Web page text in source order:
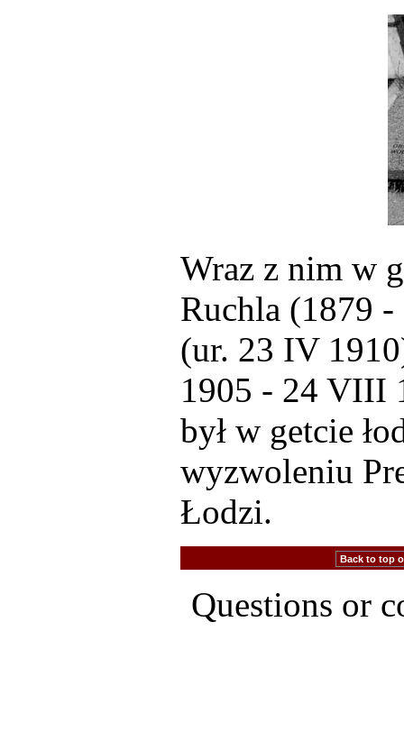
Wraz z nim w
Ruchla (1879
(ur. 23 IV
1905 - 24 VIII
był w getcie
wyzwoleniu
Łodzi.
Back to top
Questions or